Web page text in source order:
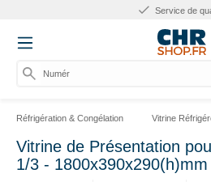
Service de
Numéro
Réfrigération & Congélation Vitrine
Vitrine de Présentation
1/3 - 1800x390x290(h)mm